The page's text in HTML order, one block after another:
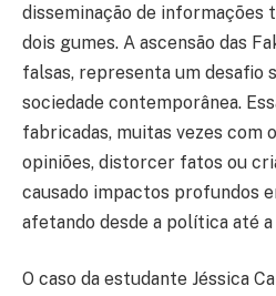
disseminação de informações
dois gumes. A ascensão das
falsas, representa um desafio
sociedade contemporânea.
fabricadas, muitas vezes com
opiniões, distorcer fatos ou
causado impactos profundos
afetando desde a política até
O caso da estudante Jéssica